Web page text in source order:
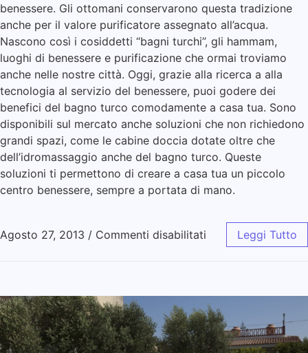
benessere. Gli ottomani conservarono questa tradizione
anche per il valore purificatore assegnato all’acqua.
Nascono così i cosiddetti “bagni turchi”, gli hammam,
luoghi di benessere e purificazione che ormai troviamo
anche nelle nostre città. Oggi, grazie alla ricerca a alla
tecnologia al servizio del benessere, puoi godere dei
benefici del bagno turco comodamente a casa tua. Sono
disponibili sul mercato anche soluzioni che non richiedono
grandi spazi, come le cabine doccia dotate oltre che
dell’idromassaggio anche del bagno turco. Queste
soluzioni ti permettono di creare a casa tua un piccolo
centro benessere, sempre a portata di mano.
Agosto 27, 2013 / Commenti disabilitati Leggi Tutto